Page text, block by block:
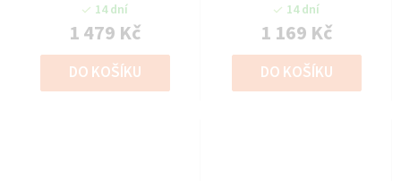
14 dní
1 479 Kč
DO KOŠÍKU
14 dní
1 169 Kč
DO KOŠÍKU